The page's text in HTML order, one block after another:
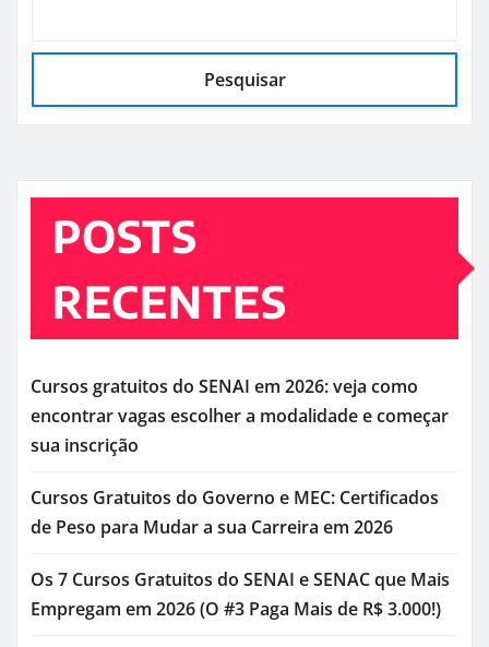
Pesquisar
POSTS
RECENTES
Cursos gratuitos do SENAI em 2026: veja como
encontrar vagas escolher a modalidade e começar
sua inscrição
Cursos Gratuitos do Governo e MEC: Certificados
de Peso para Mudar a sua Carreira em 2026
Os 7 Cursos Gratuitos do SENAI e SENAC que Mais
Empregam em 2026 (O #3 Paga Mais de R$ 3.000!)